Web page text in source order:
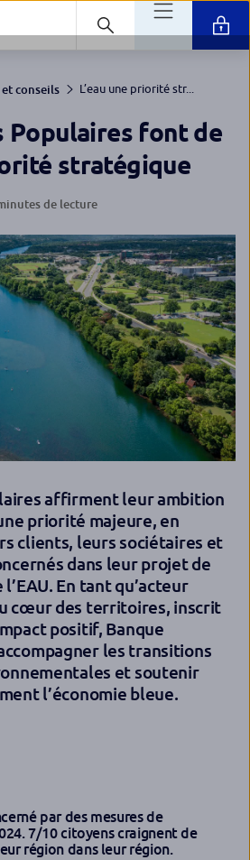
conseils L’eau une priorité str...
Populaires font de
stratégique
de lecture
affirment leur ambition
priorité majeure, en
clients, leurs sociétaires et
dans leur projet de
En tant qu’acteur
cœur des territoires, inscrit
positif, Banque
les transitions
et soutenir
l’économie bleue.
par des mesures de
7/10 citoyens craignent de
région dans leur région.